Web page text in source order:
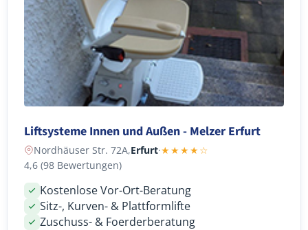
Liftsysteme Innen und Außen - Melzer Erfurt
Nordhäuser Str. 72A,Erfurt·★★★★☆
4,6 (98 Bewertungen)
Kostenlose Vor-Ort-Beratung
Sitz-, Kurven- & Plattformlifte
Zuschuss- & Foerderberatung